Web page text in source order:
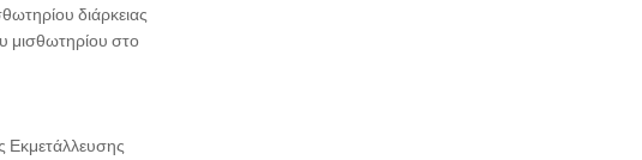
διάρκειας
μισθωτηρίου στο
Εκμετάλλευσης